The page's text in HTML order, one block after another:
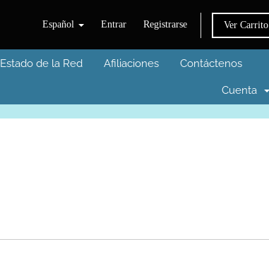
Español Entrar Registrarse Ver Carrito
Estado de la Red Afiliaciones Contáctenos
Cuenta